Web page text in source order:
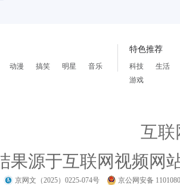
动漫 搞笑 明星 音乐
特色推荐
科技
生活
游戏
互联
果源于互联网视频网
京网文（2025）0225-074号 京公网安备